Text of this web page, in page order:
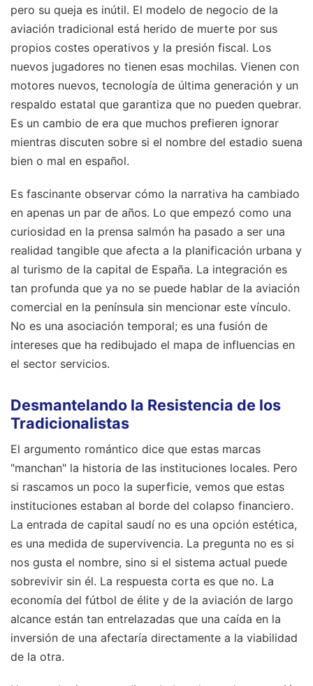
pero su queja es inútil. El modelo de negocio de la
aviación tradicional está herido de muerte por sus
propios costes operativos y la presión fiscal. Los
nuevos jugadores no tienen esas mochilas. Vienen con
motores nuevos, tecnología de última generación y un
respaldo estatal que garantiza que no pueden quebrar.
Es un cambio de era que muchos prefieren ignorar
mientras discuten sobre si el nombre del estadio suena
bien o mal en español.
Es fascinante observar cómo la narrativa ha cambiado
en apenas un par de años. Lo que empezó como una
curiosidad en la prensa salmón ha pasado a ser una
realidad tangible que afecta a la planificación urbana y
al turismo de la capital de España. La integración es
tan profunda que ya no se puede hablar de la aviación
comercial en la península sin mencionar este vínculo.
No es una asociación temporal; es una fusión de
intereses que ha redibujado el mapa de influencias en
el sector servicios.
Desmantelando la Resistencia de los
Tradicionalistas
El argumento romántico dice que estas marcas
"manchan" la historia de las instituciones locales. Pero
si rascamos un poco la superficie, vemos que estas
instituciones estaban al borde del colapso financiero.
La entrada de capital saudí no es una opción estética,
es una medida de supervivencia. La pregunta no es si
nos gusta el nombre, sino si el sistema actual puede
sobrevivir sin él. La respuesta corta es que no. La
economía del fútbol de élite y de la aviación de largo
alcance están tan entrelazadas que una caída en la
inversión de una afectaría directamente a la viabilidad
de la otra.